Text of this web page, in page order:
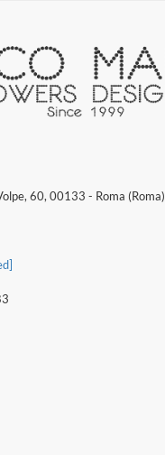
60, 00133 - Roma (Roma)